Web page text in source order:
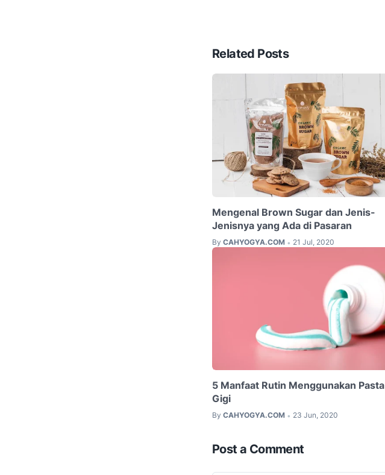
Related Posts
Mengenal Brown Sugar dan Jenis-
Jenisnya yang Ada di Pasaran
By CAHYOGYA.COM • 21 Jul, 2020
5 Manfaat Rutin Menggunakan Pasta
Gigi
By CAHYOGYA.COM • 23 Jun, 2020
Post a Comment